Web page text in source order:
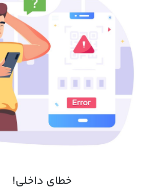
خطای داخلی!